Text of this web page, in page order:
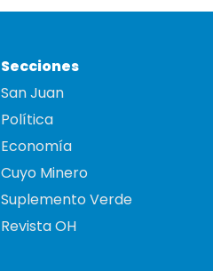
Secciones
San Juan
Política
Economía
Cuyo Minero
Suplemento Verde
Revista OH